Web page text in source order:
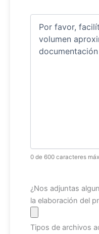
Comentarios
0 de 600 caracteres
Archivo
¿Nos adjuntas
la elaboración del
Tipos de archivos